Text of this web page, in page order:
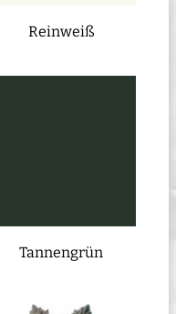
Reinweiß
Tannengrün